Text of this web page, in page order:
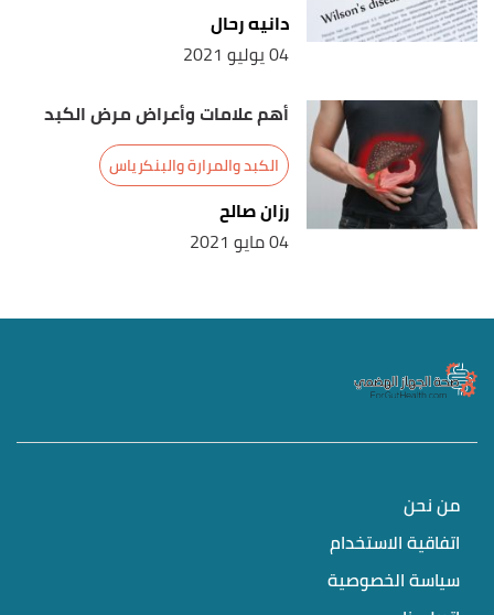
دانيه رحال
04 يوليو 2021
أهم علامات وأعراض مرض الكبد
الكبد والمرارة والبنكرياس
رزان صالح
04 مايو 2021
من نحن
اتفاقية الاستخدام
سياسة الخصوصية